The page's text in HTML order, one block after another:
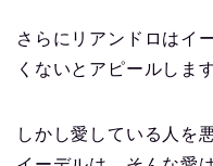
さらにリアンドロはイ
くないとアピールします
しかし愛している人を